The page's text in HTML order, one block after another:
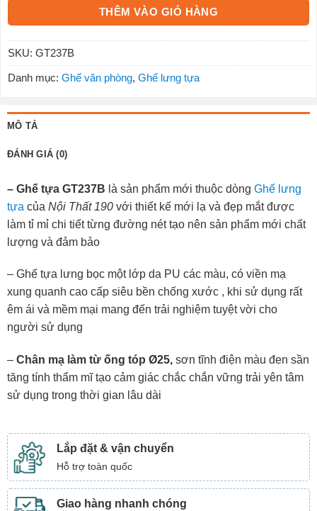
THÊM VÀO GIỎ HÀNG
SKU: GT237B
Danh mục: Ghế văn phòng, Ghế lưng tựa
MÔ TẢ
ĐÁNH GIÁ (0)
– Ghế tựa GT237B là sản phẩm mới thuộc dòng Ghế lưng
tựa của Nội Thất 190 với thiết kế mới lạ và đẹp mắt được
làm tỉ mỉ chi tiết từng đường nét tạo nên sản phẩm mới chất
lượng và đảm bảo
– Ghế tựa lưng bọc một lớp da PU các màu, có viền mạ
xung quanh cao cấp siêu bền chống xước , khi sử dụng rất
êm ái và mềm mại mang đến trải nghiệm tuyệt vời cho
người sử dụng
– Chân mạ làm từ ống tóp Ø25, sơn tĩnh điện màu đen sần
tăng tính thẩm mĩ tạo cảm giác chắc chắn vững trải yên tâm
sử dụng trong thời gian lâu dài
Lắp đặt & vận chuyển
Hỗ trợ toàn quốc
Giao hàng nhanh chóng